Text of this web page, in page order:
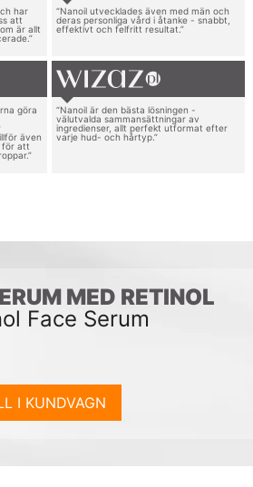
har
att
är allt
“Nanoil utvecklades även med män och
deras personliga vård i åtanke - snabbt,
effektivt och felfritt resultat.”
göra
även
för att
“Nanoil är den bästa lösningen -
välutvalda sammansättningar av
ingredienser, allt perfekt utformat efter
varje hud- och hårtyp.”
MED RETINOL
Face Serum
I KUNDVAGN